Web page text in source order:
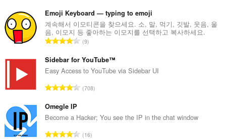
급
수
:
Emoji Keyboard — typing to emoji
계속해서 이모티콘을 찾으세요. 소, 말, 먹기, 깃발, 웃음, 울
음, 이모지 등 좋아하는 이모지를 선택하고 복사하세요.
총
급
수
9
Sidebar for YouTube™
Easy Access to YouTube via Sidebar UI
총
수
708
Omegle IP
Become a Hacker; You see the IP in the chat window
총16